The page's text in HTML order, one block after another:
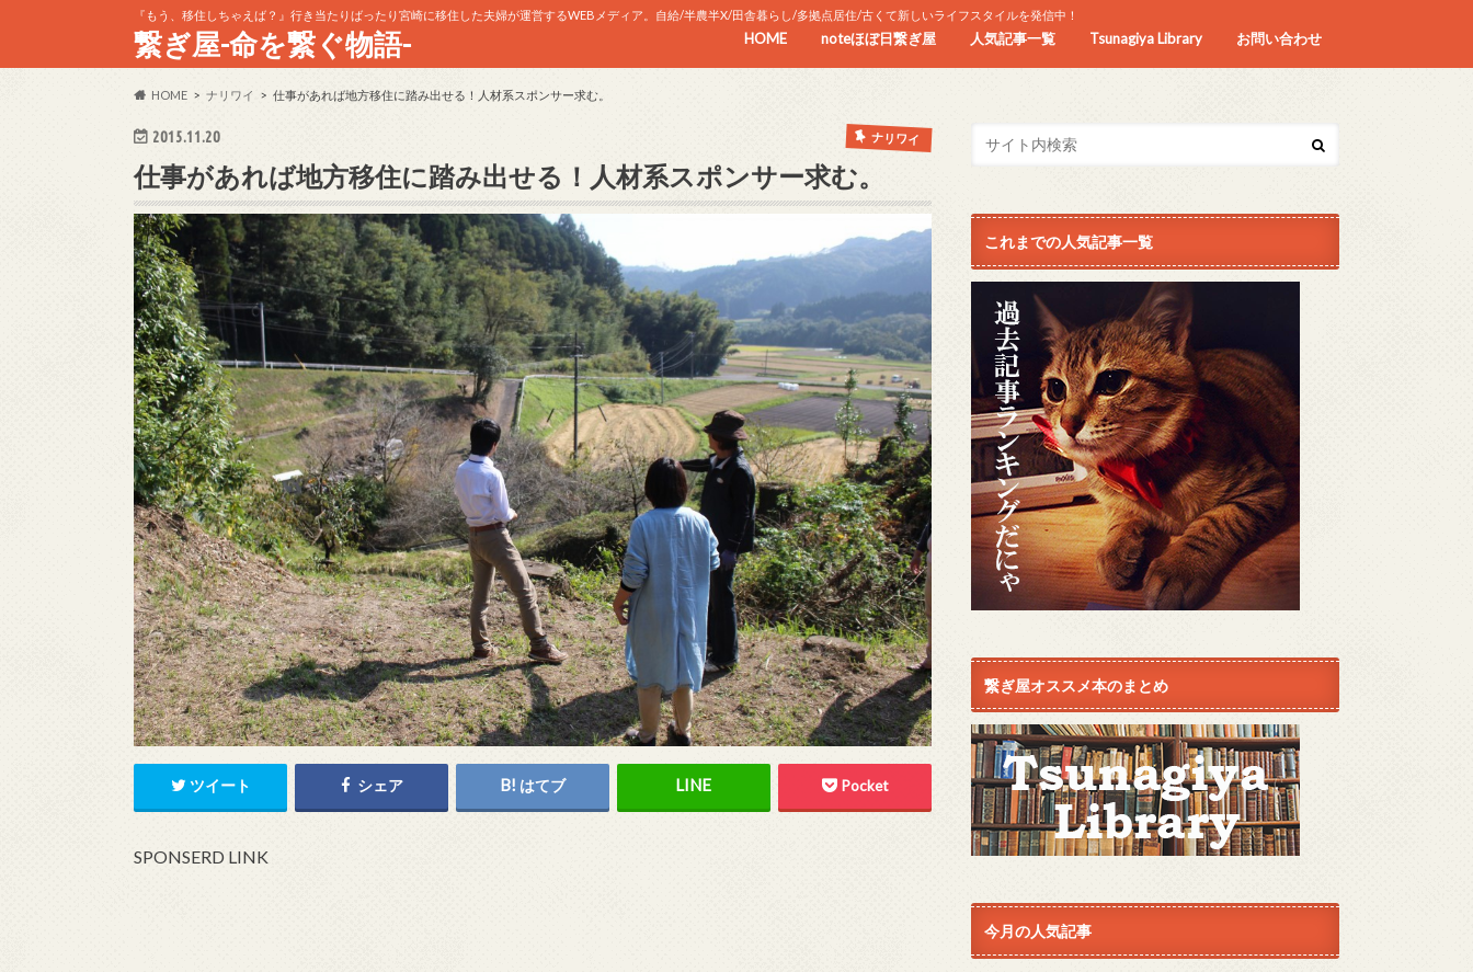
『もう、移住しちゃえば？』行き当たりばったり宮崎に移住した夫婦が運営するWEBメディア。自給/半農半X/田舎暮らし/多拠点居住/古くて新しいライフスタイルを発信中！
繋ぎ屋-命を繋ぐ物語- HOME noteほぼ日繋ぎ屋 人気記事一覧 Tsunagiya Library お問い合わせ
HOME ナリワイ 仕事があれば地方移住に踏み出せる！人材系スポンサー求む。
2015.11.20 ナリワイ
仕事があれば地方移住に踏み出せる！人材系スポンサー求む。
ツイート シェア はてブ Pocket
SPONSERD LINK
これまでの人気記事一覧
繋ぎ屋オススメ本のまとめ
今月の人気記事